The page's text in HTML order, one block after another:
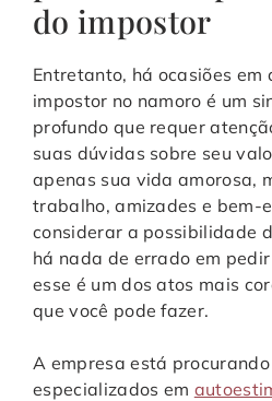
do impostor
Entretanto, há ocasiões em
impostor no namoro é um
profundo que requer
suas dúvidas sobre seu
apenas sua vida amorosa,
trabalho, amizades e bem-
considerar a possibilidade
há nada de errado em
esse é um dos atos mais
que você pode fazer.
A empresa está
especializados em